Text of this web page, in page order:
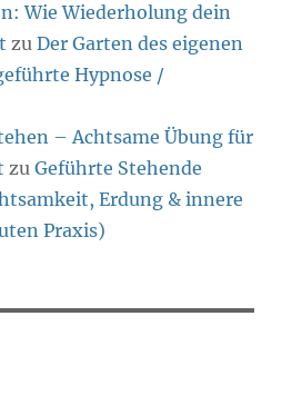
Wie Wiederholung dein
zuDer Garten des eigenen
Hypnose /
– Achtsame Übung für
zuGeführte Stehende
Erdung & innere
Praxis)